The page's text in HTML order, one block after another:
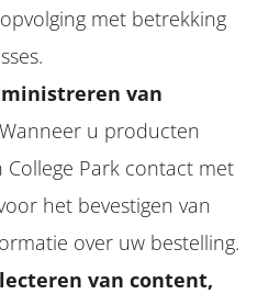
met betrekking
van
Wanneer u producten
College Park contact met
het bevestigen van
over uw bestelling.
van content,